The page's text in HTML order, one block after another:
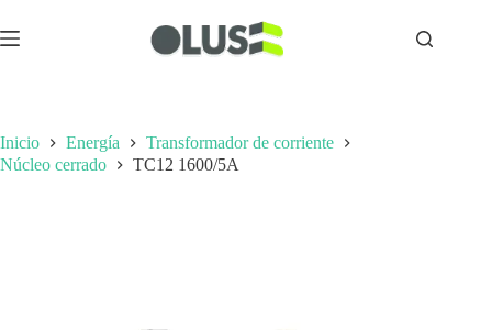
Inicio Energía
Transformador de corriente
Núcleo cerrado
TC12 1600/5A